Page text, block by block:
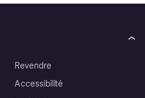
Revendre
Accessibilité